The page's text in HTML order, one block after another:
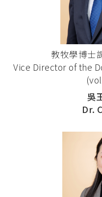
教牧學博士
Vice Director of the
吳
Dr.